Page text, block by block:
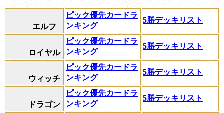
エルフ
ピック優先カードラ
ンキング
5勝デッキリスト
ロイヤル
ピック優先カードラ
ンキング
5勝デッキリスト
ウィッチ
ピック優先カードラ
ンキング
5勝デッキリスト
ドラゴン
ピック優先カードラ
ンキング
5勝デッキリスト